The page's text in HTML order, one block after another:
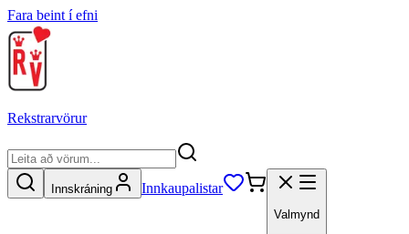
Fara beint í efni
Rekstrarvörur
Innskráning Innkaupalistar
Valmynd